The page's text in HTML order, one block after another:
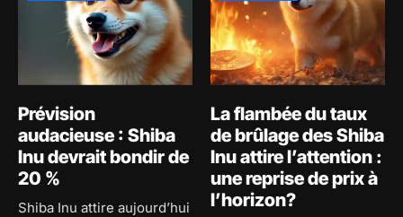
Prévision
audacieuse : Shiba
Inu devrait bondir de
20 %
Shiba Inu attire aujourd’hui
La flambée du taux
de brûlage des Shiba
Inu attire l’attention :
une reprise de prix à
l’horizon?